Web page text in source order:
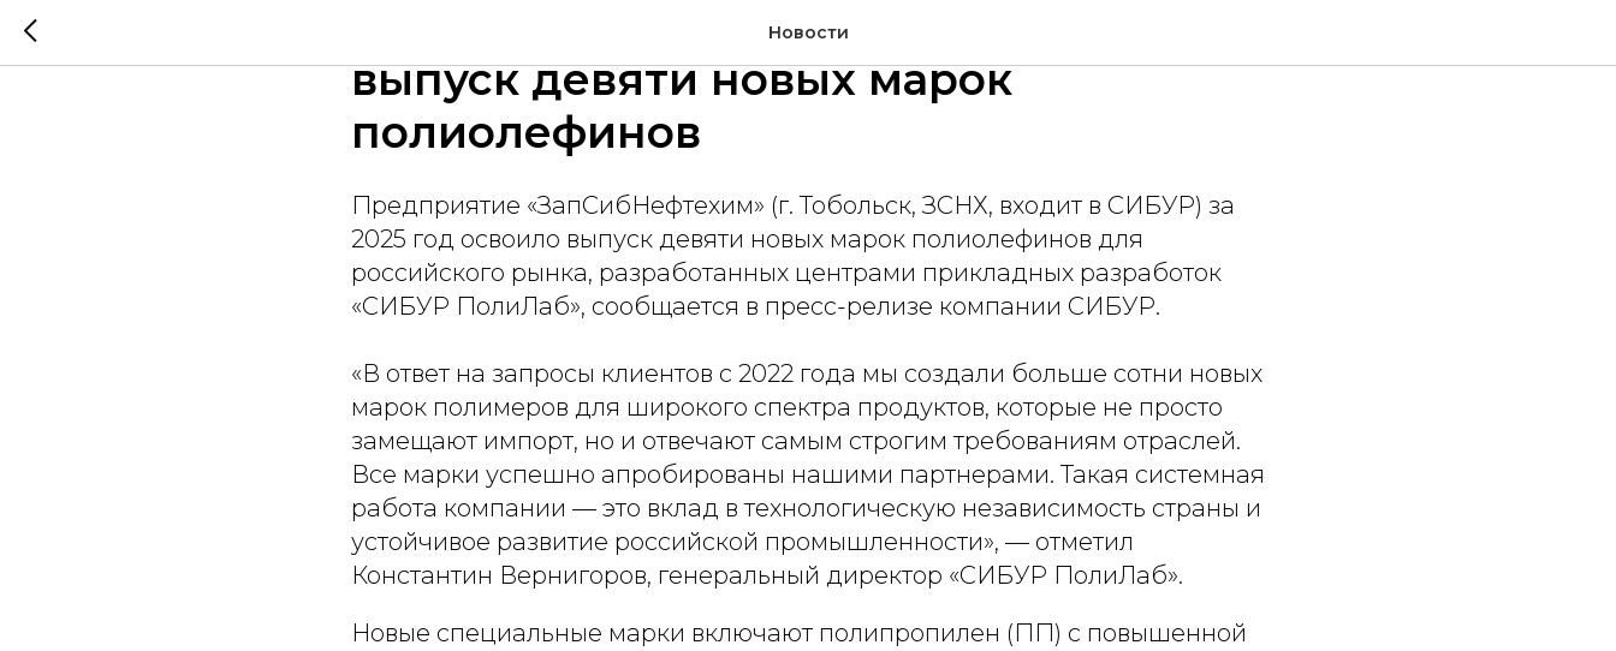
Новости
"ЗапСибНефтехим" в 2025 году освоил
выпуск девяти новых марок
полиолефинов
Предприятие «ЗапСибНефтехим» (г. Тобольск, ЗСНХ, входит в СИБУР) за
2025 год освоило выпуск девяти новых марок полиолефинов для
российского рынка, разработанных центрами прикладных разработок
«СИБУР ПолиЛаб», сообщается в пресс-релизе компании СИБУР.
«В ответ на запросы клиентов с 2022 года мы создали больше сотни новых
марок полимеров для широкого спектра продуктов, которые не просто
замещают импорт, но и отвечают самым строгим требованиям отраслей.
Все марки успешно апробированы нашими партнерами. Такая системная
работа компании — это вклад в технологическую независимость страны и
устойчивое развитие российской промышленности», — отметил
Константин Вернигоров, генеральный директор «СИБУР ПолиЛаб».
Новые специальные марки включают полипропилен (ПП) с повышенной